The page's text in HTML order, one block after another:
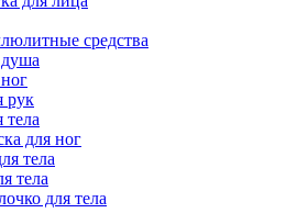
средства
душа
рук
тела
для ног
тела
тела
для тела